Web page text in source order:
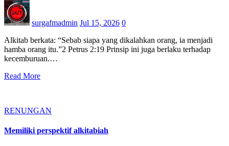
surgafmadmin Jul 15, 2026 0
Alkitab berkata: “Sebab siapa yang dikalahkan orang, ia menjadi
hamba orang itu.”2 Petrus 2:19 Prinsip ini juga berlaku terhadap
kecemburuan.…
Read More
RENUNGAN
Memiliki perspektif alkitabiah